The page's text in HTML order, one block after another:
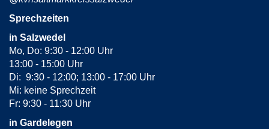
Sprechzeiten
in Salzwedel
Mo, Do: 9:30 - 12:00 Uhr
13:00 - 15:00 Uhr
Di: 9:30 - 12:00; 13:00 - 17:00 Uhr
Mi: keine Sprechzeit
Fr: 9:30 - 11:30 Uhr
in Gardelegen